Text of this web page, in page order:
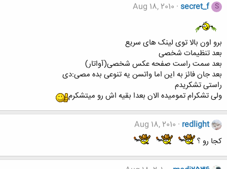
S
secret_f
Aug 18, 2010
برو اون بالا توی لینک های سریع
بعد تنظیمات شخصی
بعد سمت راست صفحه عکس شخصی(آواتار)
بعد جان فائز به این اما واتسن یه تنوعی بده مصی:دی
راستی تشکریدم
ولی تشکرام تمومیده الان بعدا بقیه اش رو میتشکرم
redlight
Aug 18, 2010
کجا رو ؟